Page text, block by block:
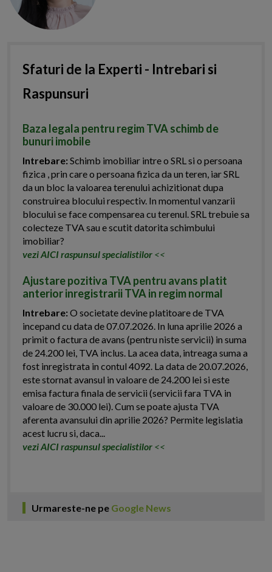
Sfaturi de la Experti - Intrebari si
Raspunsuri
Baza legala pentru regim TVA schimb de
bunuri imobile
Intrebare:Schimb imobiliar intre o SRL si o persoana
fizica , prin care o persoana fizica da un teren, iar SRL
da un bloc la valoarea terenului achizitionat dupa
construirea blocului respectiv. In momentul vanzarii
blocului se face compensarea cu terenul. SRL trebuie sa
colecteze TVA sau e scutit datorita schimbului
imobiliar?
vezi AICI raspunsul specialistilor <<
Ajustare pozitiva TVA pentru avans platit
anterior inregistrarii TVA in regim normal
Intrebare:O societate devine platitoare de TVA
incepand cu data de 07.07.2026. In luna aprilie 2026 a
primit o factura de avans (pentru niste servicii) in suma
de 24.200 lei, TVA inclus. La acea data, intreaga suma a
fost inregistrata in contul 4092. La data de 20.07.2026,
este stornat avansul in valoare de 24.200 lei si este
emisa factura finala de servicii (servicii fara TVA in
valoare de 30.000 lei). Cum se poate ajusta TVA
aferenta avansului din aprilie 2026? Permite legislatia
acest lucru si, daca...
vezi AICI raspunsul specialistilor <<
Urmareste-ne pe Google News